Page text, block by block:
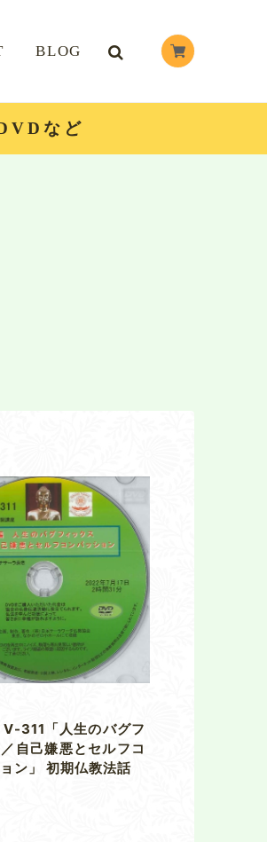
BLOG
など
V-311「人生のバグフ
自己嫌悪とセルフコ
ン」 初期仏教法話